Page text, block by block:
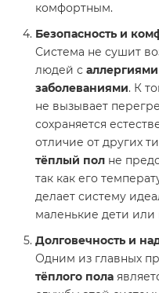
комфортным.
Безопасность и
Система не сушит
людей с аллергиями
заболеваниями. К
не вызывает
сохраняется
отличие от других
тёплый пол не
так как его
делает систему
маленькие дети
Долговечность и
Одним из главных
тёплого пола